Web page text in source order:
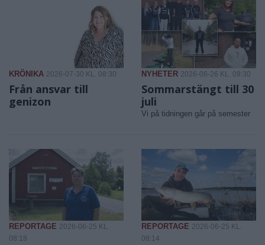
KRÖNIKA 2026-07-30 KL. 08:30
Från ansvar till
genizon
NYHETER 2026-06-26 KL. 09:30
Sommarstängt till 30
juli
Vi på tidningen går på semester
REPORTAGE 2026-06-25 KL.
08:18
REPORTAGE 2026-06-25 KL.
08:14